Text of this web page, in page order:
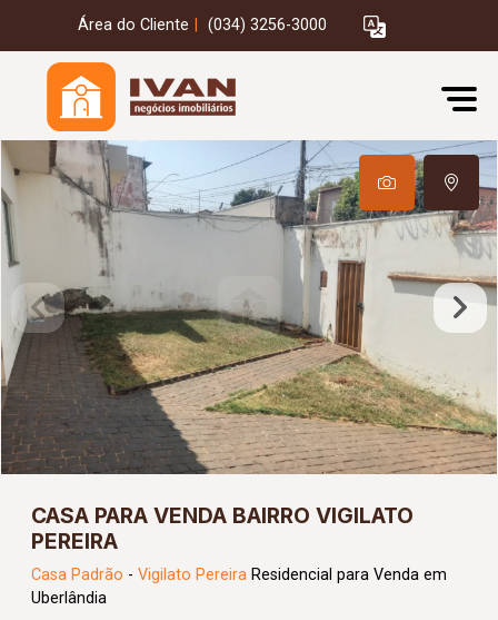
Área do Cliente (034) 3256-3000
CASA PARA VENDA BAIRRO VIGILATO
PEREIRA
Casa Padrão - Vigilato Pereira Residencial para Venda em
Uberlândia